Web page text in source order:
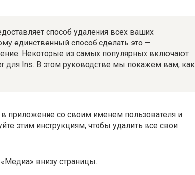
способ удаления всех ваших
единственный способ сделать это —
Некоторые из самых популярных включают
для Ins. В этом руководстве мы покажем вам, как
приложение со своим именем пользователя и
этим инструкциям, чтобы удалить все свои
внизу страницы.